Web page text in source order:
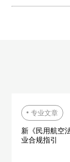
专业文章
新《民用航空
业合规指引